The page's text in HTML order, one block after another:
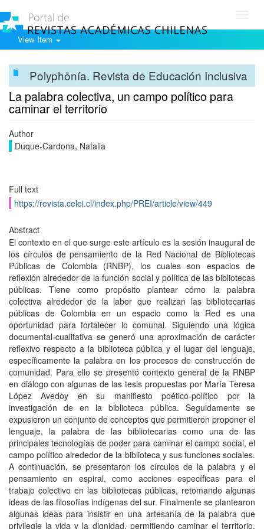
View Item
Polyphōnía. Revista de Educación Inclusiva
La palabra colectiva, un campo político para
caminar el territorio
Author
Duque-Cardona, Natalia
Full text
https://revista.celei.cl/index.php/PREI/article/view/449
Abstract
El contexto en el que surge este artículo es la sesión inaugural de
los círculos de pensamiento de la Red Nacional de Bibliotecas
Públicas de Colombia (RNBP), los cuales son espacios de
reflexión alrededor de la función social y política de las bibliotecas
públicas. Tiene como propósito plantear cómo la palabra
colectiva alrededor de la labor que realizan las bibliotecarias
públicas de Colombia en un espacio como la Red es una
oportunidad para fortalecer lo comunal. Siguiendo una lógica
documental-cualitativa se generó una aproximación de carácter
reflexivo respecto a la biblioteca pública y el lugar del lenguaje,
específicamente la palabra en los procesos de construcción de
comunidad. Para ello se presentó contexto general de la RNBP
en diálogo con algunas de las tesis propuestas por María Teresa
López Avedoy en su manifiesto poético-político por la
investigación de en la biblioteca pública. Seguidamente se
expusieron un conjunto de conceptos que permitieron proponer el
lenguaje, la palabra de las bibliotecarias como una de las
principales tecnologías de poder para caminar el campo social, el
campo político alrededor de la biblioteca y sus funciones sociales.
A continuación, se presentaron los círculos de la palabra y el
pensamiento en espiral, como acciones específicas para el
trabajo colectivo en las bibliotecas públicas, retomando algunas
ideas de las filosofías indígenas del sur. Finalmente se plantearon
algunas ideas para insistir en una artesanía de la palabra que
privilegie la vida y la dignidad, permitiendo caminar el territorio,